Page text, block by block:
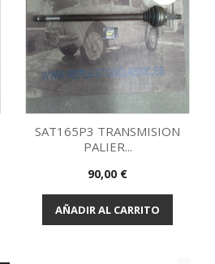
Vista rápida
SAT165P3 TRANSMISION
PALIER...
Precio
90,00 €
AÑADIR AL CARRITO